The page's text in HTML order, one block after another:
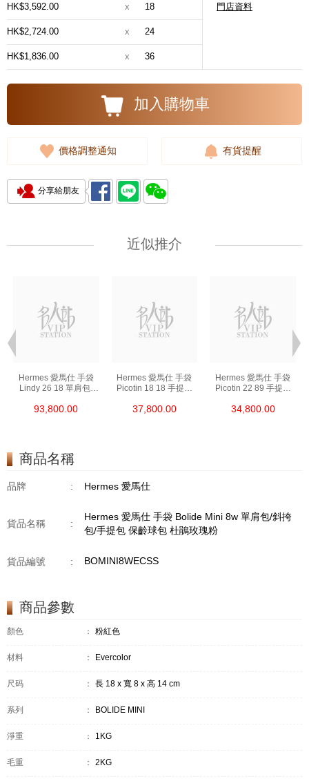
門店資料
HK$3,592.00 x 18
HK$2,724.00 x 24
HK$1,836.00 x 36
加入購物車
價格調整通知 有貨提醒
分享給朋友
近似推介
Hermes 愛馬仕 手袋
Lindy 26 18 單肩包/
93,800.00
Hermes 愛馬仕 手袋
Picotin 18 18 手提包
37,800.00
Hermes 愛馬仕 手袋
Picotin 22 89 手提包
34,800.00
商品名稱
品牌 : Hermes 愛馬仕
貨品名稱 :
Hermes 愛馬仕 手袋 Bolide Mini 8w 單肩包/斜挎
包/手提包 保齡球包 杜鵑玫瑰粉
貨品編號 : BOMINI8WECSS
商品參數
顏色 ： 粉紅色
材料 ： Evercolor
尺码 ： 長 18 x 寬 8 x 高 14 cm
系列 ： BOLIDE MINI
淨重 ： 1KG
毛重 ： 2KG